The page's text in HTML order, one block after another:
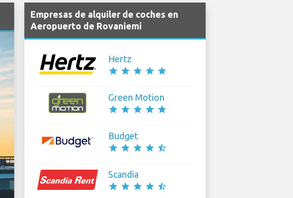
Empresas de alquiler de coches en
Aeropuerto de Rovaniemi
Hertz
star star star star star
Green Motion
star star star star star
Budget
star star star star star_half
Scandia
star star star star star_half